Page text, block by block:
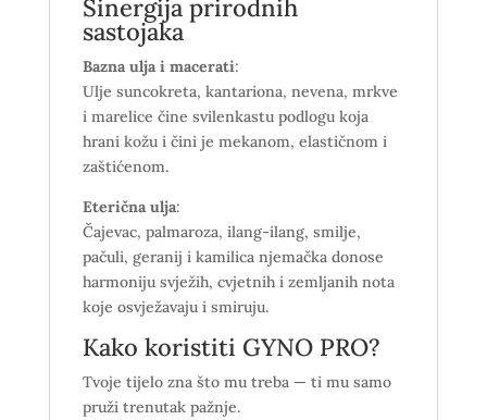
Sinergija prirodnih
sastojaka
Bazna ulja i macerati:
Ulje suncokreta, kantariona, nevena, mrkve
i marelice čine svilenkastu podlogu koja
hrani kožu i čini je mekanom, elastičnom i
zaštićenom.
Eterična ulja:
Čajevac, palmaroza, ilang-ilang, smilje,
pačuli, geranij i kamilica njemačka donose
harmoniju svježih, cvjetnih i zemljanih nota
koje osvježavaju i smiruju.
Kako koristiti GYNO PRO?
Tvoje tijelo zna što mu treba — ti mu samo
pruži trenutak pažnje.